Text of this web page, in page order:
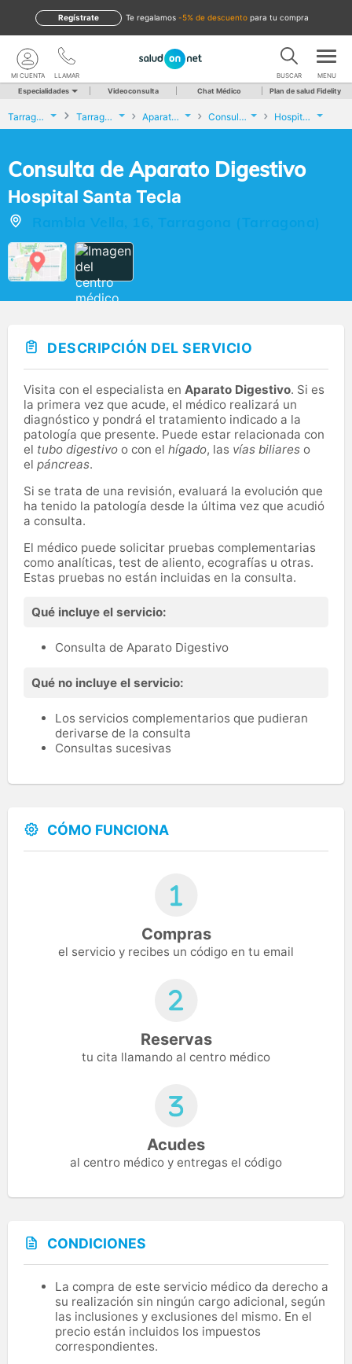
te regalamos -5% de descuento para tu compra
Regístrate
LLAMAR
MI CUENTA BUSCAR MENU
Especialidades Videoconsulta Chat Médico Plan de salud Fidelity
Tarragona Tarragona Aparato Digestivo Consulta de Aparato Digestivo Hospital Santa Tecla
Consulta de Aparato Digestivo
Hospital Santa Tecla
Rambla Vella, 16, Tarragona (Tarragona)
DESCRIPCIÓN DEL SERVICIO
Visita con el especialista en Aparato Digestivo. Si es
la primera vez que acude, el médico realizará un
diagnóstico y pondrá el tratamiento indicado a la
patología que presente. Puede estar relacionada con
el tubo digestivo o con el hígado, las vías biliares o
el páncreas.
Si se trata de una revisión, evaluará la evolución que
ha tenido la patología desde la última vez que acudió
a consulta.
El médico puede solicitar pruebas complementarias
como analíticas, test de aliento, ecografías u otras.
Estas pruebas no están incluidas en la consulta.
Qué incluye el servicio:
Consulta de Aparato Digestivo
Qué no incluye el servicio:
Los servicios complementarios que pudieran
derivarse de la consulta
Consultas sucesivas
CÓMO FUNCIONA
Compras
el servicio y recibes un código en tu email
Reservas
tu cita llamando al centro médico
Acudes
al centro médico y entregas el código
CONDICIONES
La compra de este servicio médico da derecho a
su realización sin ningún cargo adicional, según
las inclusiones y exclusiones del mismo. En el
precio están incluidos los impuestos
correspondientes.